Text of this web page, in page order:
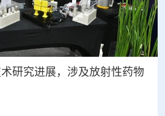
研究进展，涉及放射性药物